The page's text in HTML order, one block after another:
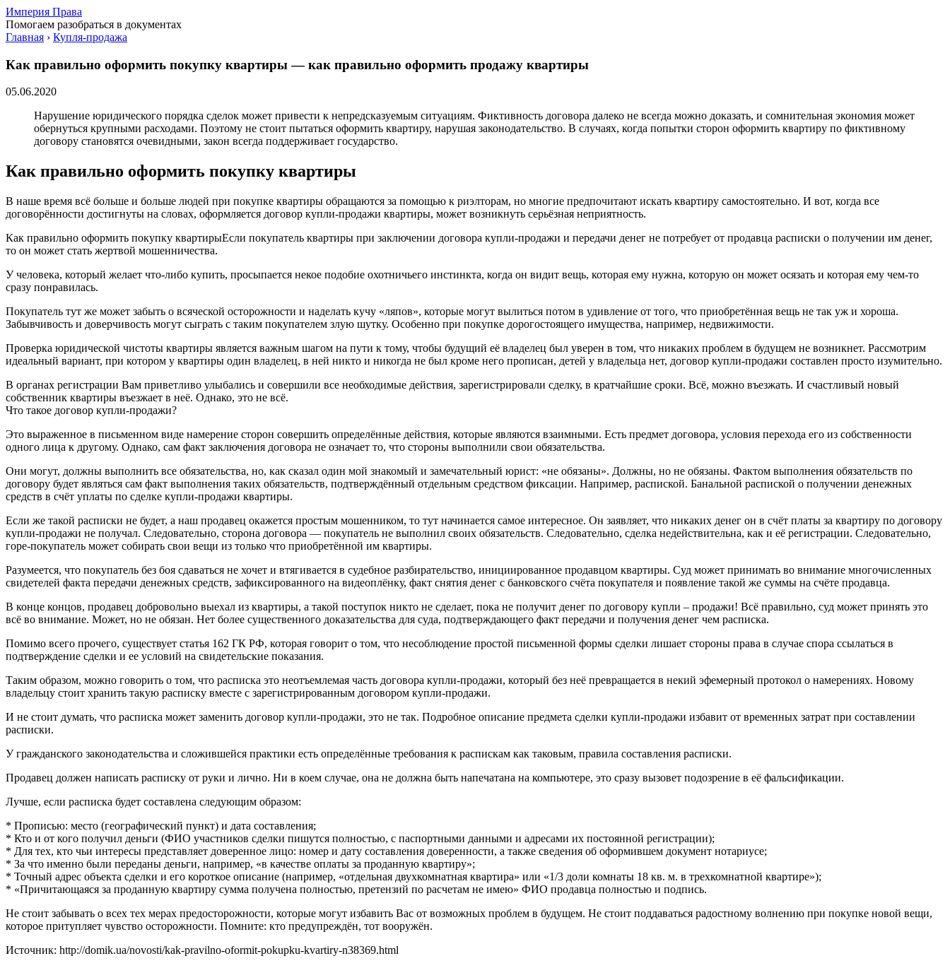
Империя Права
Помогаем разобраться в документах
Главная › Купля-продажа
Как правильно оформить покупку квартиры — как правильно оформить продажу квартиры
05.06.2020
Нарушение юридического порядка сделок может привести к непредсказуемым ситуациям. Фиктивность договора далеко не всегда можно доказать, и сомнительная экономия может
обернуться крупными расходами. Поэтому не стоит пытаться оформить квартиру, нарушая законодательство. В случаях, когда попытки сторон оформить квартиру по фиктивному
договору становятся очевидными, закон всегда поддерживает государство.
Как правильно оформить покупку квартиры
В наше время всё больше и больше людей при покупке квартиры обращаются за помощью к риэлторам, но многие предпочитают искать квартиру самостоятельно. И вот, когда все
договорённости достигнуты на словах, оформляется договор купли-продажи квартиры, может возникнуть серьёзная неприятность.
Как правильно оформить покупку квартирыЕсли покупатель квартиры при заключении договора купли-продажи и передачи денег не потребует от продавца расписки о получении им денег,
то он может стать жертвой мошенничества.
У человека, который желает что-либо купить, просыпается некое подобие охотничьего инстинкта, когда он видит вещь, которая ему нужна, которую он может осязать и которая ему чем-то
сразу понравилась.
Покупатель тут же может забыть о всяческой осторожности и наделать кучу «ляпов», которые могут вылиться потом в удивление от того, что приобретённая вещь не так уж и хороша.
Забывчивость и доверчивость могут сыграть с таким покупателем злую шутку. Особенно при покупке дорогостоящего имущества, например, недвижимости.
Проверка юридической чистоты квартиры является важным шагом на пути к тому, чтобы будущий её владелец был уверен в том, что никаких проблем в будущем не возникнет. Рассмотрим
идеальный вариант, при котором у квартиры один владелец, в ней никто и никогда не был кроме него прописан, детей у владельца нет, договор купли-продажи составлен просто изумительно.
В органах регистрации Вам приветливо улыбались и совершили все необходимые действия, зарегистрировали сделку, в кратчайшие сроки. Всё, можно въезжать. И счастливый новый
собственник квартиры въезжает в неё. Однако, это не всё.
Что такое договор купли-продажи?
Это выраженное в письменном виде намерение сторон совершить определённые действия, которые являются взаимными. Есть предмет договора, условия перехода его из собственности
одного лица к другому. Однако, сам факт заключения договора не означает то, что стороны выполнили свои обязательства.
Они могут, должны выполнить все обязательства, но, как сказал один мой знакомый и замечательный юрист: «не обязаны». Должны, но не обязаны. Фактом выполнения обязательств по
договору будет являться сам факт выполнения таких обязательств, подтверждённый отдельным средством фиксации. Например, распиской. Банальной распиской о получении денежных
средств в счёт уплаты по сделке купли-продажи квартиры.
Если же такой расписки не будет, а наш продавец окажется простым мошенником, то тут начинается самое интересное. Он заявляет, что никаких денег он в счёт платы за квартиру по договору
купли-продажи не получал. Следовательно, сторона договора — покупатель не выполнил своих обязательств. Следовательно, сделка недействительна, как и её регистрации. Следовательно,
горе-покупатель может собирать свои вещи из только что приобретённой им квартиры.
Разумеется, что покупатель без боя сдаваться не хочет и втягивается в судебное разбирательство, инициированное продавцом квартиры. Суд может принимать во внимание многочисленных
свидетелей факта передачи денежных средств, зафиксированного на видеоплёнку, факт снятия денег с банковского счёта покупателя и появление такой же суммы на счёте продавца.
В конце концов, продавец добровольно выехал из квартиры, а такой поступок никто не сделает, пока не получит денег по договору купли – продажи! Всё правильно, суд может принять это
всё во внимание. Может, но не обязан. Нет более существенного доказательства для суда, подтверждающего факт передачи и получения денег чем расписка.
Помимо всего прочего, существует статья 162 ГК РФ, которая говорит о том, что несоблюдение простой письменной формы сделки лишает стороны права в случае спора ссылаться в
подтверждение сделки и ее условий на свидетельские показания.
Таким образом, можно говорить о том, что расписка это неотъемлемая часть договора купли-продажи, который без неё превращается в некий эфемерный протокол о намерениях. Новому
владельцу стоит хранить такую расписку вместе с зарегистрированным договором купли-продажи.
И не стоит думать, что расписка может заменить договор купли-продажи, это не так. Подробное описание предмета сделки купли-продажи избавит от временных затрат при составлении
расписки.
У гражданского законодательства и сложившейся практики есть определённые требования к распискам как таковым, правила составления расписки.
Продавец должен написать расписку от руки и лично. Ни в коем случае, она не должна быть напечатана на компьютере, это сразу вызовет подозрение в её фальсификации.
Лучше, если расписка будет составлена следующим образом:
* Прописью: место (географический пункт) и дата составления;
* Кто и от кого получил деньги (ФИО участников сделки пишутся полностью, с паспортными данными и адресами их постоянной регистрации);
* Для тех, кто чьи интересы представляет доверенное лицо: номер и дату составления доверенности, а также сведения об оформившем документ нотариусе;
* За что именно были переданы деньги, например, «в качестве оплаты за проданную квартиру»;
* Точный адрес объекта сделки и его короткое описание (например, «отдельная двухкомнатная квартира» или «1/3 доли комнаты 18 кв. м. в трехкомнатной квартире»);
* «Причитающаяся за проданную квартиру сумма получена полностью, претензий по расчетам не имею» ФИО продавца полностью и подпись.
Не стоит забывать о всех тех мерах предосторожности, которые могут избавить Вас от возможных проблем в будущем. Не стоит поддаваться радостному волнению при покупке новой вещи,
которое притупляет чувство осторожности. Помните: кто предупреждён, тот вооружён.
Источник: http://domik.ua/novosti/kak-pravilno-oformit-pokupku-kvartiry-n38369.html